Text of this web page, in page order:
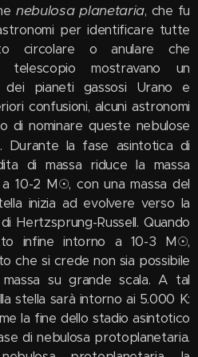
nebulosa planetaria, che fu
per identificare tutte
circolare o anulare che
telescopio mostravano un
pianeti gassosi Urano e
confusioni, alcuni astronomi
di nominare queste nebulose
. Durante la fase asintotica di
di massa riduce la massa
10-2 M☉, con una massa del
inizia ad evolvere verso la
Hertzsprung-Russell. Quando
infine intorno a 10-3 M☉,
che si crede non sia possibile
su grande scala. A tal
stella sarà intorno ai 5.000 K:
la fine dello stadio asintotico
di nebulosa protoplanetaria.